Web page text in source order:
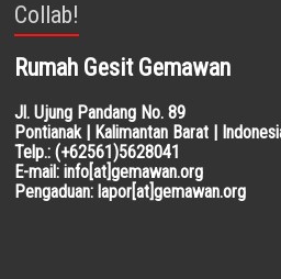
Collab!
Rumah Gesit Gemawan
Jl. Ujung Pandang No. 89
Pontianak | Kalimantan Barat |
Telp.: (+62561)5628041
E-mail: info[at]gemawan.org
Pengaduan: lapor[at]gemawan.org